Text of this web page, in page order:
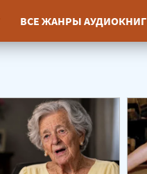
ВСЕ ЖАНРЫ АУДИОКНИГ